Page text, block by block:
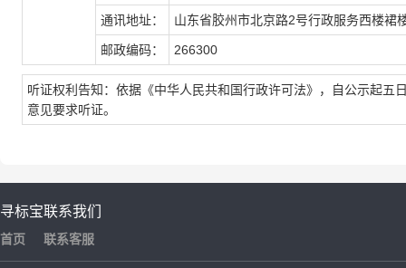
通讯地址： 山东省胶州市北京路2号行政服务西楼裙
邮政编码： 266300
听证权利告知：依据《中华人民共和国行政许可法》，自公示起
意见要求听证。
寻标宝
首页
联系我们
联系客服